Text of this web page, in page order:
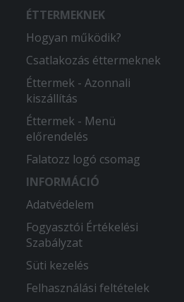
ÉTTERMEKNEK
Hogyan működik?
Csatlakozás éttermeknek
Éttermek - Azonnali
kiszállítás
Éttermek - Menü
előrendelés
Falatozz logó csomag
INFORMÁCIÓ
Adatvédelem
Fogyasztói Értékelési
Szabályzat
Süti kezelés
Felhasználási feltételek